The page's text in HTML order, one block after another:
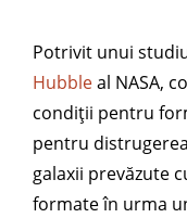
Potrivit unui
Hubbleal NASA,
condiții pentru
pentru
galaxii prevăzute
formate în urma